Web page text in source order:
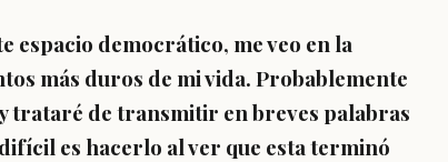
espacio democrático, me veo en la
más duros de mi vida. Probablemente
trataré de transmitir en breves palabras
es hacerlo al ver que esta terminó